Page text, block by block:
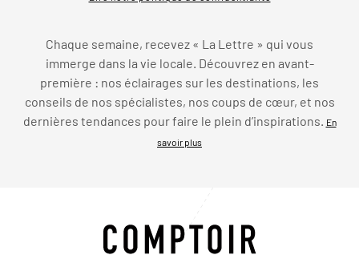
Chaque semaine, recevez « La Lettre » qui vous
immerge dans la vie locale. Découvrez en avant-
première : nos éclairages sur les destinations, les
conseils de nos spécialistes, nos coups de cœur, et nos
dernières tendances pour faire le plein d’inspirations.
En
savoir plus